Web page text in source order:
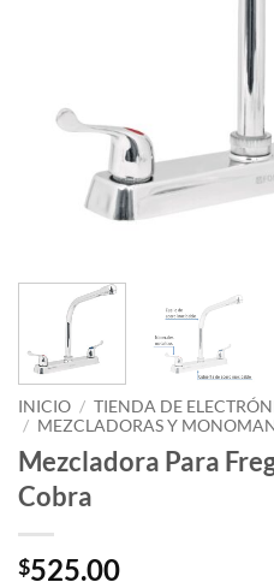
INICIO / TIENDA DE
/ MEZCLADORAS Y
Mezcladora Para
Cobra
$525.00